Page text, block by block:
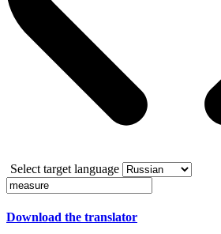
Select target language
Download the translator